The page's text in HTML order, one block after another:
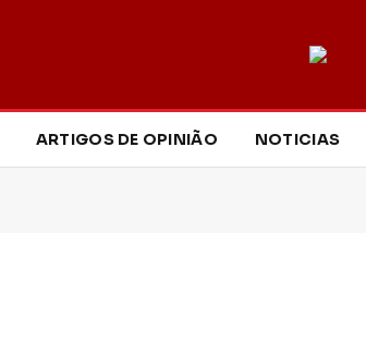
ARTIGOS DE OPINIÃO NOTICIAS